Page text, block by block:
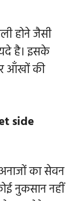
होने जैसी
है। इसके
आँखों की
side
का सेवन
नुकसान नहीं